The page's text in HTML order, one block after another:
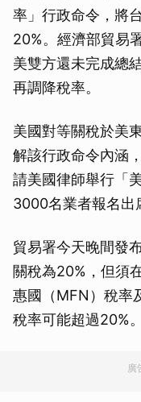
率」行政命令，將
20%。經濟部貿易
美雙方還未完成總
再調降稅率。
美國對等關稅於美
解該行政命令內涵
請美國律師舉行「
3000名業者報名出
貿易署今天晚間發
關稅為20%，但須
惠國（MFN）稅率
稅率可能超過20%。
廣